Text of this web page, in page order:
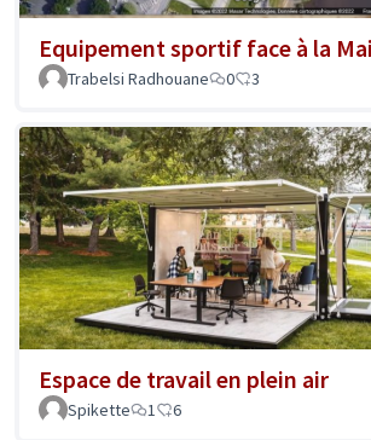
Equipement sportif face à la
Trabelsi Radhouane
0 3
Espace de travail en plein air
Spikette
1 6